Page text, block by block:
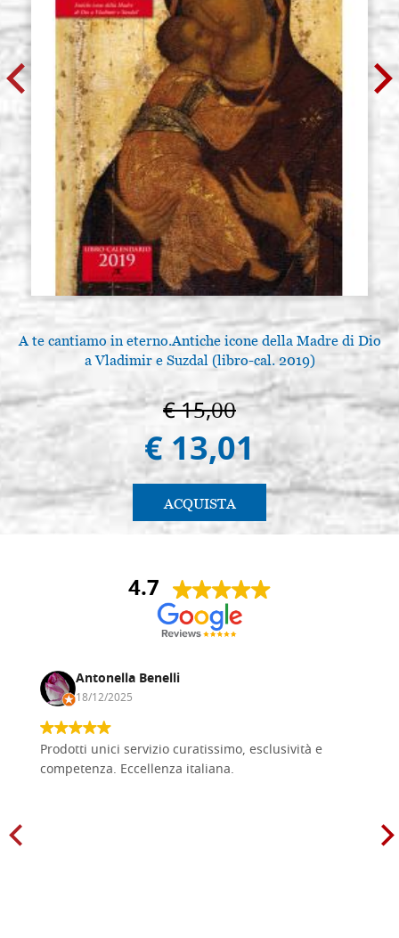
A te cantiamo in eterno.Antiche icone della Madre di Dio
a Vladimir e Suzdal (libro-cal. 2019)
€ 15,00
€ 13,01
ACQUISTA
4.7
Antonella Benelli
18/12/2025
Prodotti unici servizio curatissimo, esclusività e
competenza. Eccellenza italiana.